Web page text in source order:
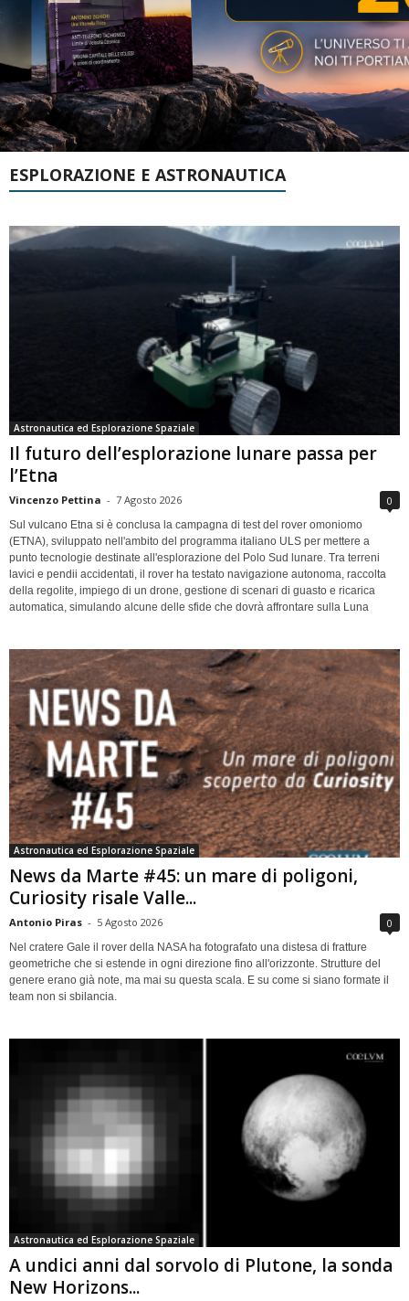
ESPLORAZIONE E ASTRONAUTICA
Astronautica ed Esplorazione Spaziale
Il futuro dell’esplorazione lunare passa per
l’Etna
Vincenzo Pettina - 7 Agosto 2026 0
Sul vulcano Etna si è conclusa la campagna di test del rover omoniomo
(ETNA), sviluppato nell'ambito del programma italiano ULS per mettere a
punto tecnologie destinate all'esplorazione del Polo Sud lunare. Tra terreni
lavici e pendii accidentati, il rover ha testato navigazione autonoma, raccolta
della regolite, impiego di un drone, gestione di scenari di guasto e ricarica
automatica, simulando alcune delle sfide che dovrà affrontare sulla Luna
Astronautica ed Esplorazione Spaziale
News da Marte #45: un mare di poligoni,
Curiosity risale Valle...
Antonio Piras - 5 Agosto 2026 0
Nel cratere Gale il rover della NASA ha fotografato una distesa di fratture
geometriche che si estende in ogni direzione fino all'orizzonte. Strutture del
genere erano già note, ma mai su questa scala. E su come si siano formate il
team non si sbilancia.
Astronautica ed Esplorazione Spaziale
A undici anni dal sorvolo di Plutone, la sonda
New Horizons...